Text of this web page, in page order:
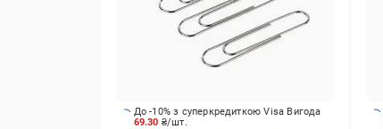
69.30 ₴/шт.
До -10% з суперкредиткою Visa Вигода